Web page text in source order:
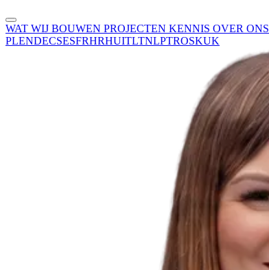
WAT WIJ BOUWEN PROJECTEN KENNIS OVER ONS
PLENDECSESFRHRHUITLTNLPTROSKUK